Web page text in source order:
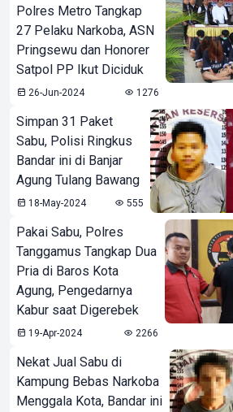
Polres Metro Tangkap
27 Pelaku Narkoba, ASN
Pringsewu dan Honorer
Satpol PP Ikut Diciduk
26-Jun-2024 1276
Simpan 31 Paket
Sabu, Polisi Ringkus
Bandar ini di Banjar
Agung Tulang Bawang
18-May-2024 555
Pakai Sabu, Polres
Tanggamus Tangkap Dua
Pria di Baros Kota
Agung, Pengedarnya
Kabur saat Digerebek
19-Apr-2024 2266
Nekat Jual Sabu di
Kampung Bebas Narkoba
Menggala Kota, Bandar ini